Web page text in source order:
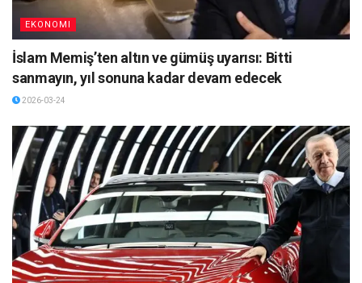
EKONOMI
İslam Memiş’ten altın ve gümüş uyarısı: Bitti
sanmayın, yıl sonuna kadar devam edecek
2026-03-24